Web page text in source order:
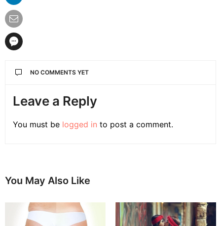
NO COMMENTS YET
Leave a Reply
You must be logged in to post a comment.
You May Also Like